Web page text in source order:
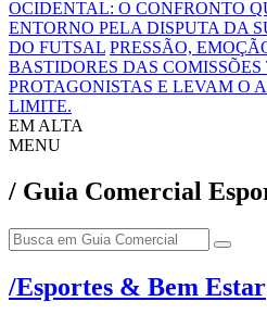
OCIDENTAL: O CONFRONTO
ENTORNO PELA DISPUTA DA
DO FUTSAL PRESSÃO,
BASTIDORES DAS
PROTAGONISTAS E LEVAM O
LIMITE.
EM ALTA
MENU
/ Guia Comercial
/Esportes & Bem Estar